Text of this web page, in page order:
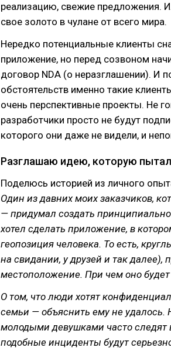
реализацию, свежие предложения.
свое золото в чулане от всего мира.
Нередко потенциальные клиенты
приложение, но перед созвоном
договор NDA (о неразглашении). И
обстоятельств именно такие
очень перспективные проекты. Не
разработчики просто не будут
которого они даже не видели, и
Разглашаю идею, которую
Поделюсь историей из личного
Один из давних моих заказчиков,
— придумал создать
хотел сделать приложение, в
геопозиция человека. То есть,
на свидании, у друзей и так
местоположение. При чем оно будет
О том, что люди хотят
семьи — объяснить ему не удалось.
молодыми девушками часто следят
подобные инциденты будут